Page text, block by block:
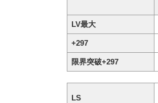
LV最大
+297
限界突破+297
LS